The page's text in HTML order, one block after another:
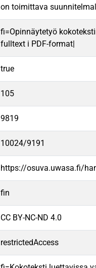
on toimittava
fi=Opinnäytetyö
fulltext i PDF-format|
true
105
9819
10024/9191
https://osuva.uwasa.fi/
fin
CC BY-NC-ND 4.0
restrictedAccess